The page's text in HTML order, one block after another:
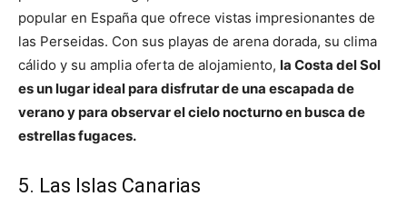
popular en España que ofrece vistas impresionantes de
las Perseidas. Con sus playas de arena dorada, su clima
cálido y su amplia oferta de alojamiento, la Costa del Sol
es un lugar ideal para disfrutar de una escapada de
verano y para observar el cielo nocturno en busca de
estrellas fugaces.
5. Las Islas Canarias